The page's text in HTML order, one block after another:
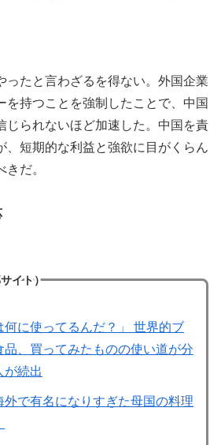
ったと言わざるを得ない。外国企業
を持つことを強制したことで、中国
じられないほど加速した。中国を責
、短期的な利益と強欲に目がくらん
だ。
イト）
何に使ってるんだ？」 世界的ブ
品、買ってみたものの使い道が分
が続出
外で有名になりすぎた母国の料理